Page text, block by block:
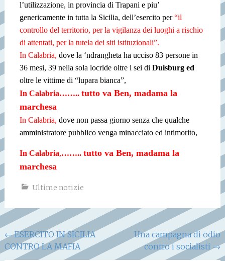
l’utilizzazione, in provincia di Trapani e piu’
genericamente in tutta la Sicilia, dell’esercito per“il
controllo del territorio, per la vigilanza dei luoghi a rischio
di attentati, per la tutela dei siti istituzionali”.
In Calabria, dove la ‘ndrangheta ha ucciso 83 persone in
36 mesi, 39 nella sola locride oltre i sei di Duisburg ed
oltre le vittime di “lupara bianca”,
In Calabria…….. tutto va Ben, madama la
marchesa
In Calabria, dove non passa giorno senza che qualche
amministratore pubblico venga minacciato ed intimorito,
In Calabria,…….. tutto va Ben, madama la
marchesa
Ultime notizie
Navigazione
articoli
←ESERCITO IN SICILIA
CONTRO LA MAFIA
Una campagna di odio
contro i socialisti→